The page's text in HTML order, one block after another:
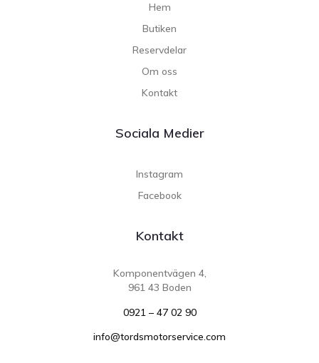
Hem
Butiken
Reservdelar
Om oss
Kontakt
Sociala Medier
Instagram
Facebook
Kontakt
Komponentvägen 4,
961 43 Boden
0921 – 47 02 90
info@tordsmotorservice.com